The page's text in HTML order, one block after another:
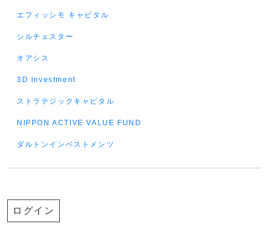
エフィッシモ キャピタル
シルチェスター
オアシス
3D Investment
ストラテジックキャピタル
NIPPON ACTIVE VALUE FUND
ダルトンインベストメンツ
ログイン